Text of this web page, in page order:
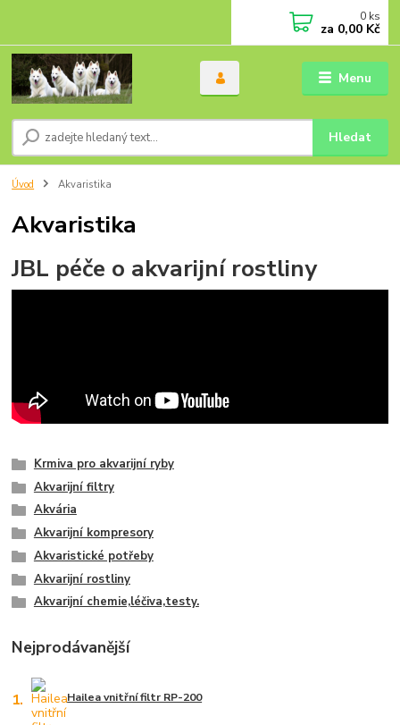
Menu
Hledat
0 ks
za 0,00 Kč
Úvod Akvaristika
Akvaristika
JBL péče o akvarijní rostliny
Krmiva pro akvarijní ryby
Akvarijní filtry
Akvária
Akvarijní kompresory
Akvaristické potřeby
Akvarijní rostliny
Akvarijní chemie,léčiva,testy.
Nejprodávanější
1. Hailea vnitřní filtr RP-200